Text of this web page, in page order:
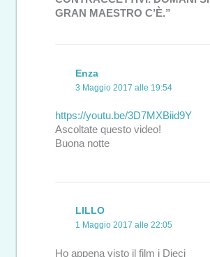
GRAN MAESTRO C’È.”
Enza
3 Maggio 2017 alle 19:54
https://youtu.be/3D7MXBiid9Y
Ascoltate questo video!
Buona notte
LILLO
1 Maggio 2017 alle 22:05
Ho appena visto il film i Dieci